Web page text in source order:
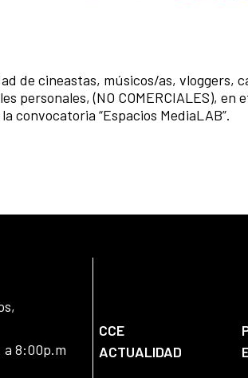
de cineastas, músicos/as, vloggers,
(NO COMERCIALES), en
“Espacios MediaLAB”.
a 8:00p.m
CCE
ACTUALIDAD